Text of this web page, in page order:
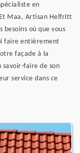
en
Maa, Artisan Helfritt
où que vous
faire entièrement
façade à la
faire de son
service dans ce